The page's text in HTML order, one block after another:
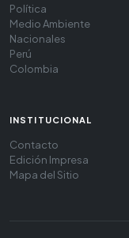
Política
Medio Ambiente
Nacionales
Perú
Colombia
INSTITUCIONAL
Contacto
Edición Impresa
Mapa del Sitio